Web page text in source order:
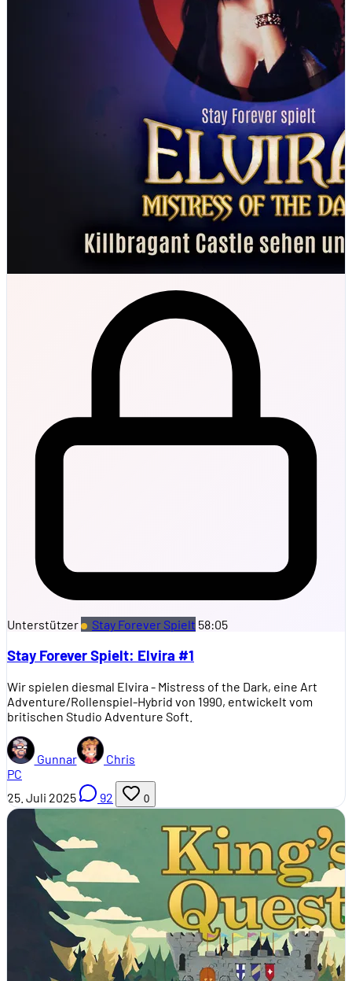
Unterstützer Stay Forever Spielt 58:05
Stay Forever Spielt: Elvira #1
Wir spielen diesmal Elvira - Mistress of the Dark, eine Art
Adventure/Rollenspiel-Hybrid von 1990, entwickelt vom
britischen Studio Adventure Soft.
Gunnar
Chris
PC
25. Juli 2025
92 0